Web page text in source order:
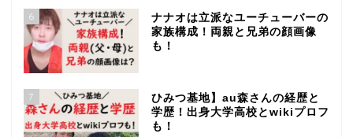
6
ナナオは立派なユーチューバーの
家族構成！両親と兄弟の顔画像
も！
7
ひみつ基地】au森さんの経歴と
学歴！出身大学高校とwikiプロフ
も！